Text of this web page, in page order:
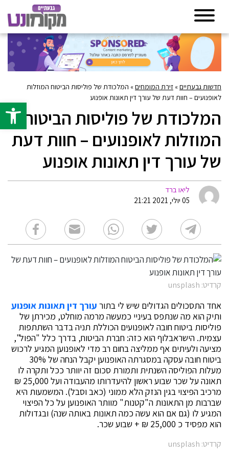
פתח
חדשות גבעתיים» זירת המומחים» המלכודת של פוליסות הביטוח המוזלות
לאופנועים – חוות דעת של עורך דין תאונות אופנוע
המלכודת של פוליסות הביטוח
המוזלות לאופנועים – חוות דעת
של עורך דין תאונות אופנוע
ליאו ברד
05 יולי, 2021 21:21
קרדיט: unsplash
אחד התסכולים הגדולים שיש לי בתור עורך דין תאונות אופנוע
ותיק הוא מה שנתפס בעיניי כמעשה מרמה מוחלט, מכירתן של
פוליסות ביטוח חובה לאופנועים הכוללת תניה בדבר השתתפות
עצמית. הישראבלוף הוא כזה: חברת הביטוח, בדרך כלל "הפול",
מציעה ולעיתים אף ממליצה בחום רב מדי לאופנוען המגיע לרכוש
ביטוח חובה עסקה במסגרתה האופנוען יקבל הנחה של 30%
מעלות הפוליסה השנתית ותמורת סכום זה יוותר ככל ותקרה לו
תאונה על שכר שבוע ראשון להיעדרותו מהעבודה ועל 25,000 ₪
מרכיב הפיצוי בגין הנזק הלא ממוני (כאב וסבל). המשמעות היא
שברבות מן התאונות ה"קטנות" מוותר האופנוען על כל הפיצוי
המגיע לו (גם אם הוא עשה כמה תאונות באותה שנה) ובגדולות
הוא מפסיד כ 25,000 ₪ + שבוע שכר.
קרדיט: unsplash